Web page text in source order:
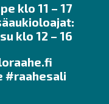
klo 11 – 17
klo 12 – 16
#raahesali